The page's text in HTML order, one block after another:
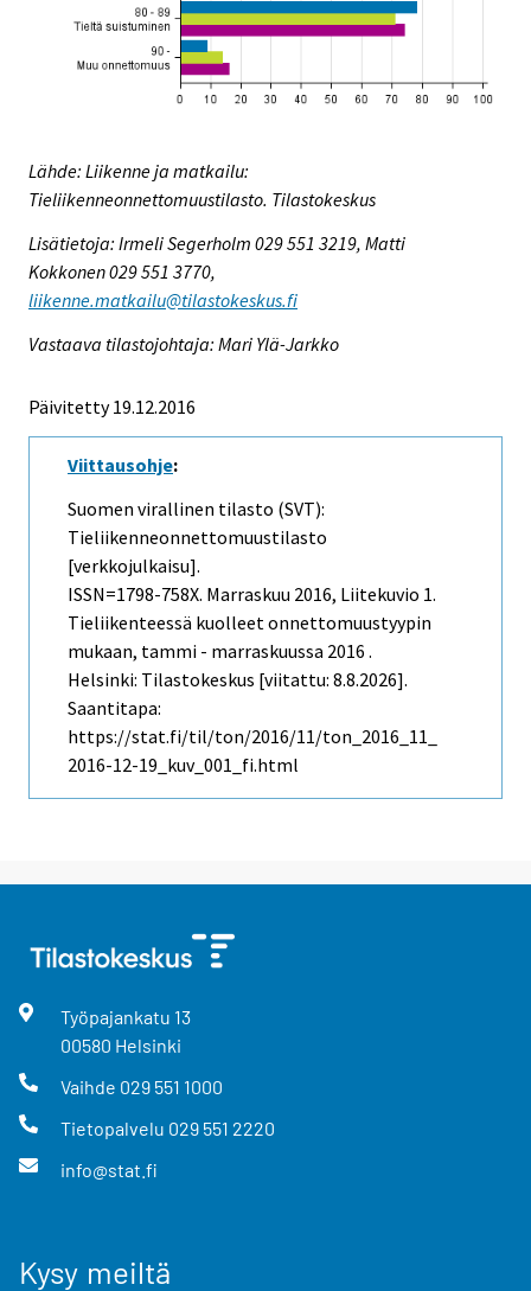
Lähde: Liikenne ja matkailu:
Tieliikenneonnettomuustilasto. Tilastokeskus
Lisätietoja: Irmeli Segerholm 029 551 3219, Matti
Kokkonen 029 551 3770,
liikenne.matkailu@tilastokeskus.fi
Vastaava tilastojohtaja: Mari Ylä-Jarkko
Päivitetty 19.12.2016
Viittausohje:
Suomen virallinen tilasto (SVT):
Tieliikenneonnettomuustilasto
[verkkojulkaisu].
ISSN=1798-758X. Marraskuu 2016, Liitekuvio 1.
Tieliikenteessä kuolleet onnettomuustyypin
mukaan, tammi - marraskuussa 2016 .
Helsinki: Tilastokeskus [viitattu: 8.8.2026].
Saantitapa:
https://stat.fi/til/ton/2016/11/ton_2016_11_
2016-12-19_kuv_001_fi.html
Työpajankatu 13
00580 Helsinki
Vaihde 029 551 1000
Tietopalvelu 029 551 2220
info@stat.fi
Kysy meiltä